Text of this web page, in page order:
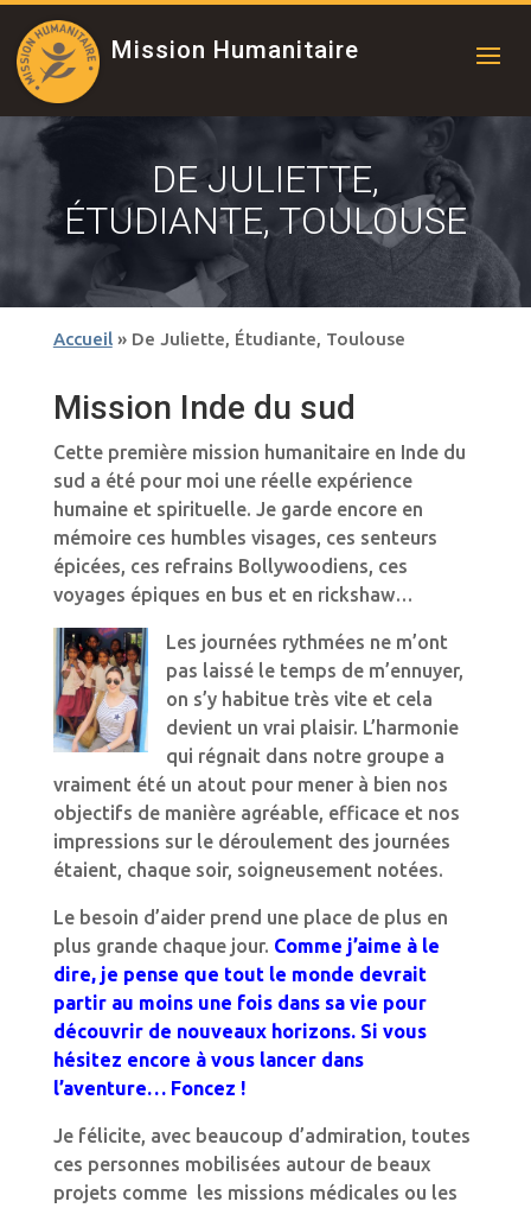
Mission Humanitaire
DE JULIETTE,
ÉTUDIANTE, TOULOUSE
Accueil» De Juliette, Étudiante, Toulouse
Mission Inde du sud
Cette première mission humanitaire en Inde du
sud a été pour moi une réelle expérience
humaine et spirituelle. Je garde encore en
mémoire ces humbles visages, ces senteurs
épicées, ces refrains Bollywoodiens, ces
voyages épiques en bus et en rickshaw…
Les journées rythmées ne m’ont
pas laissé le temps de m’ennuyer,
on s’y habitue très vite et cela
devient un vrai plaisir. L’harmonie
qui régnait dans notre groupe a
vraiment été un atout pour mener à bien nos
objectifs de manière agréable, efficace et nos
impressions sur le déroulement des journées
étaient, chaque soir, soigneusement notées.
Le besoin d’aider prend une place de plus en
plus grande chaque jour. Comme j’aime à le
dire, je pense que tout le monde devrait
partir au moins une fois dans sa vie pour
découvrir de nouveaux horizons. Si vous
hésitez encore à vous lancer dans
l’aventure… Foncez !
Je félicite, avec beaucoup d’admiration, toutes
ces personnes mobilisées autour de beaux
projets comme les missions médicales ou les